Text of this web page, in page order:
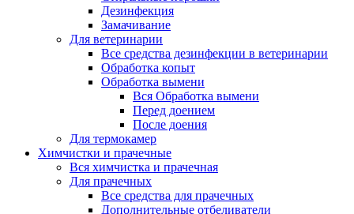
Дезинфекция
Замачивание
Для ветеринарии
Все средства дезинфекции в ветеринарии
Обработка копыт
Обработка вымени
Вся Обработка вымени
Перед доением
После доения
Для термокамер
Химчистки и прачечные
Вся химчистка и прачечная
Для прачечных
Все средства для прачечных
Дополнительные отбеливатели